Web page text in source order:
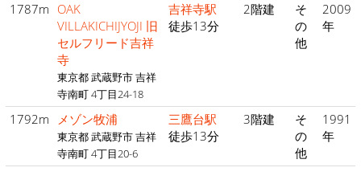
1787m OAK
VILLAKICHIJYOJI 旧
セルフリード吉祥
寺
東京都 武蔵野市 吉祥
寺南町 4丁目24-18
吉祥寺駅
徒歩13分
2階建
そ
の
他
2009
年
1792m メゾン牧浦
東京都 武蔵野市 吉祥
寺南町 4丁目20-6
三鷹台駅
徒歩13分
3階建
そ
の
他
1991
年